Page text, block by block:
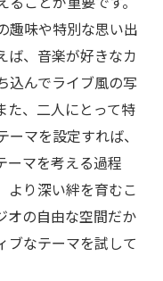
コーディネート
デートにするア
に
しい思い出を作
方
プルのセルフフ
趣味や特別な思い出
ば、音楽が好きなカ
込んでライブ風の写
た、二人にとって特
マを設定すれば、
ーマを考える過程
より深い絆を育むこ
オの自由な空間だか
ブなテーマを試して